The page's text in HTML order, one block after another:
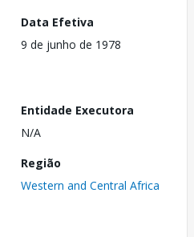
Data Efetiva
9 de junho de 1978
Entidade Executora
N/A
Região
Western and Central Africa